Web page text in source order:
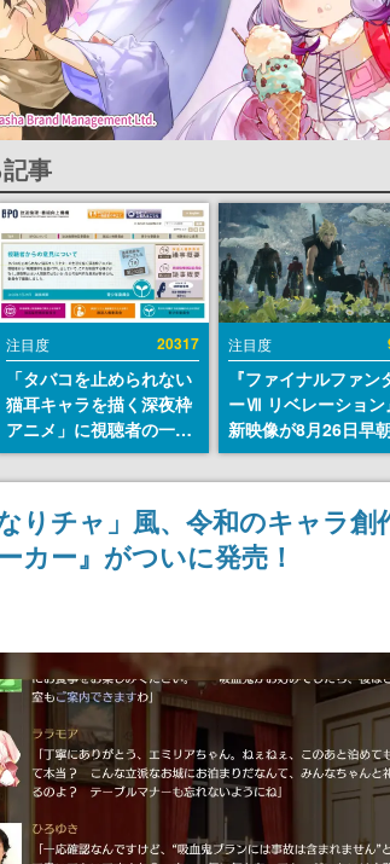
事
注目度 20317
「タバコを止められない
猫耳キャラを描く深夜枠
アニメ」に視聴者の一部
から批判意見。違法薬物
の使用と思しき描写も含
めて、BPOが議論を交わ
す
注目度
『ファイナルファン
ーⅦ リベレーション
新映像が8月26日早
公開へ。『FF7』リ
クシリーズの完結編
「gamescom」のオ
ニングナイトライブ
ディレクターの浜口
りチャ」風、令和のキャラ
カー』がついに発売！